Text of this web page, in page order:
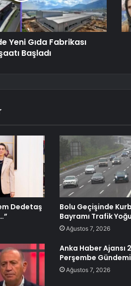
Yeni Gıda Fabrikası
Başladı
Dedetaş
Bolu Geçişinde
Bayramı Trafik
Ağustos 7, 2026
Anka Haber Ajansı
Perşembe Gündemi
Ağustos 7, 2026